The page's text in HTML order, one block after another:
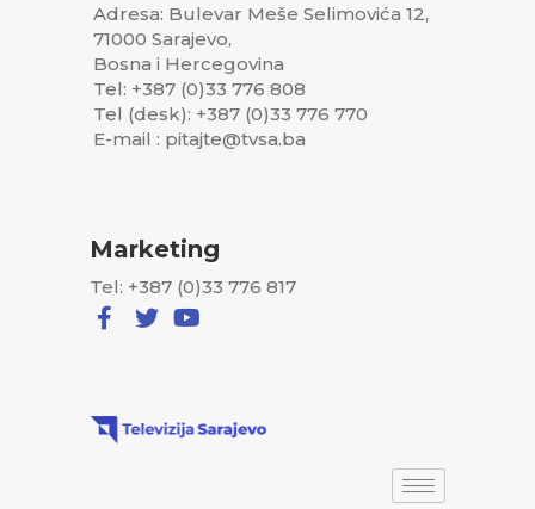
Adresa: Bulevar Meše Selimovića 12,
71000 Sarajevo,
Bosna i Hercegovina
Tel: +387 (0)33 776 808
Tel (desk): +387 (0)33 776 770
E-mail : pitajte@tvsa.ba
Marketing
Tel: +387 (0)33 776 817